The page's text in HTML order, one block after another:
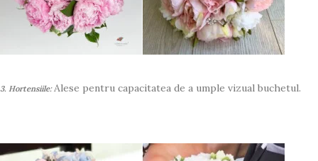
3. Hortensiile: Alese pentru capacitatea de a umple vizual buchetul.